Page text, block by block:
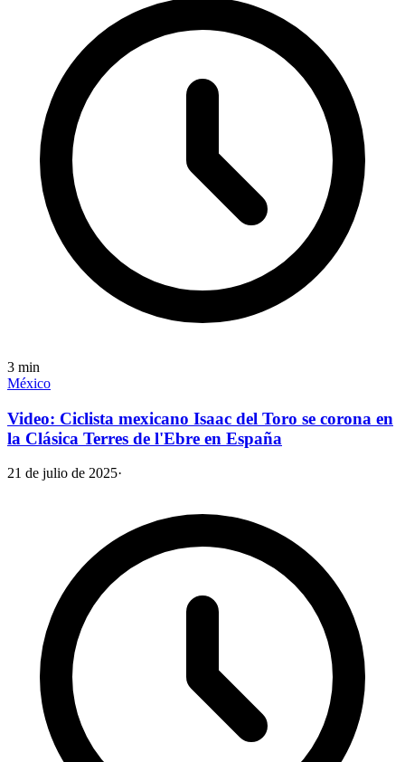
3 min
México
Video: Ciclista mexicano Isaac del Toro se corona en
la Clásica Terres de l'Ebre en España
21 de julio de 2025·